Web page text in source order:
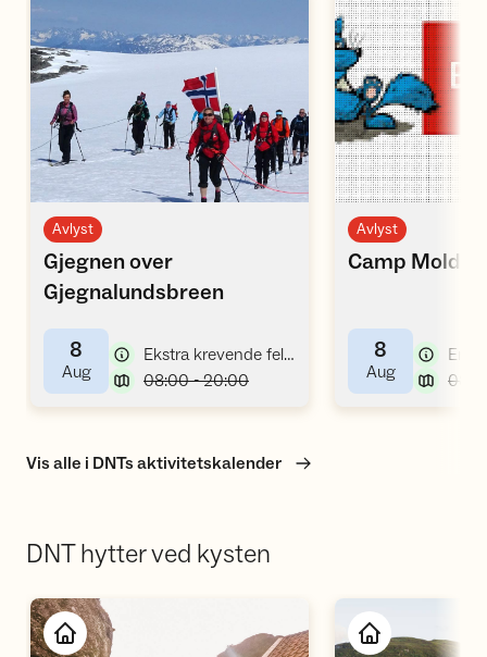
Åpne aktivitet
Avlyst
Gjegnen over
Gjegnalundsbreen,
8
Aug,
Ekstra krevende fellestur, fottur, bretur
,
08:00 - 20:00,
Avlyst
Camp Molda
8
Aug,
Vis alle i DNTs aktivitetskalender
DNT hytter ved kysten